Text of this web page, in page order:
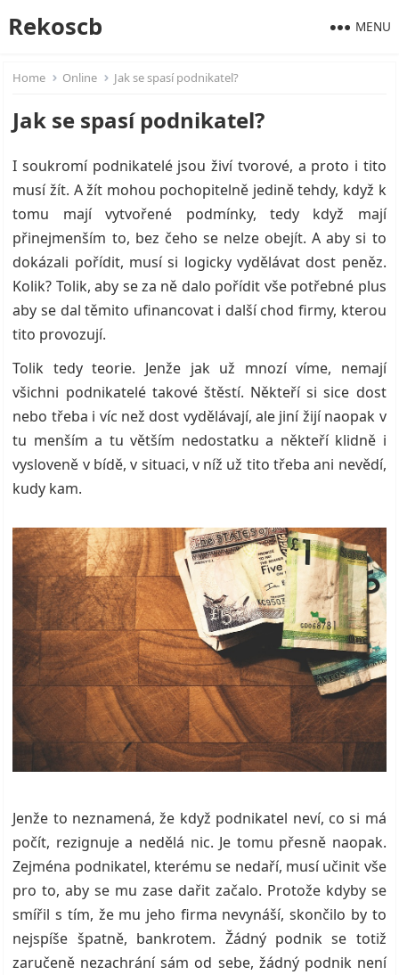
Rekoscb MENU
Home Online Jak se spasí podnikatel?
Jak se spasí podnikatel?
I soukromí podnikatelé jsou živí tvorové, a proto i tito
musí žít. A žít mohou pochopitelně jedině tehdy, když k
tomu mají vytvořené podmínky, tedy když mají
přinejmenším to, bez čeho se nelze obejít. A aby si to
dokázali pořídit, musí si logicky vydělávat dost peněz.
Kolik? Tolik, aby se za ně dalo pořídit vše potřebné plus
aby se dal těmito ufinancovat i další chod firmy, kterou
tito provozují.
Tolik tedy teorie. Jenže jak už mnozí víme, nemají
všichni podnikatelé takové štěstí. Někteří si sice dost
nebo třeba i víc než dost vydělávají, ale jiní žijí naopak v
tu menším a tu větším nedostatku a někteří klidně i
vysloveně v bídě, v situaci, v níž už tito třeba ani nevědí,
kudy kam.
Jenže to neznamená, že když podnikatel neví, co si má
počít, rezignuje a nedělá nic. Je tomu přesně naopak.
Zejména podnikatel, kterému se nedaří, musí učinit vše
pro to, aby se mu zase dařit začalo. Protože kdyby se
smířil s tím, že mu jeho firma nevynáší, skončilo by to
nejspíše špatně, bankrotem. Žádný podnik se totiž
zaručeně nezachrání sám od sebe, žádný podnik není